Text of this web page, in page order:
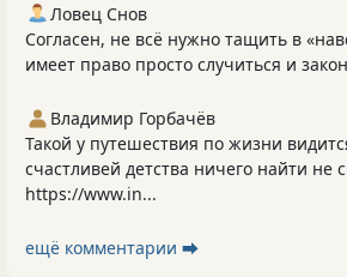
Ловец Снов
Согласен, не всё нужно тащить в
имеет право просто случиться и
Владимир Горбачёв
Такой у путешествия по жизни
счастливей детства ничего найти не
https://www.in...
ещё комментарии ⮕